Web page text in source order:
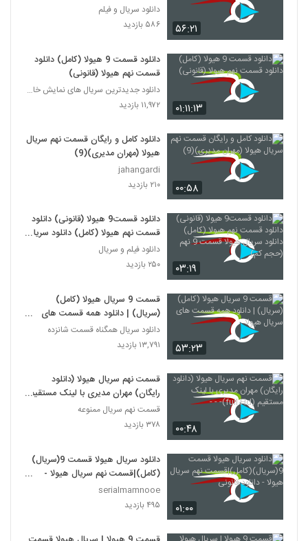
۵۶:۲۱
دانلود سریال و فیلم
۵۸۶ بازدید
۰۱:۱۱:۱۳
دانلود قسمت 9 هیولا (کامل) دانلود
قسمت نهم هیولا (قانونی)
دانلود جدیدترین سریال های نمایش خانگی
۱۱,۹۷۲ بازدید
۰۰:۵۸
دانلود کامل و رایگان قسمت نهم سریال
هیولا (مهران مدیری)(9)
jahangardi
۲۱۰ بازدید
۰۳:۱۹
دانلود قسمت9 هیولا (قانونی) دانلود
قسمت نهم هیولا (کامل) دانلود سریال
هیولا قسمت 9 نهم (حجم کم)
دانلود فیلم و سریال
۲۵۰ بازدید
۵۳:۲۳
قسمت 9 سریال هیولا (کامل)
(سریال) | دانلود همه قسمت های
سریال هیولا
دانلود سریال همگناه قسمت شانزده
۱۳,۷۹۱ بازدید
۰۰:۴۸
قسمت نهم سریال هیولا (دانلود
رایگان) مهران مدیری با لینک مستقیم
(full Hd)- - -
قسمت نهم سریال ممنوعه
۳۷۸ بازدید
۰۱:۰۰
دانلود سریال هیولا قسمت 9(سریال)
(کامل)|قسمت نهم سریال هیولا -
دانلود قانونی
serialmamnooe
۴۹۵ بازدید